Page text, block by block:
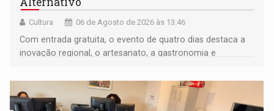
Cultura 06 de Agosto de 2026 às 13:46
Com entrada gratuita, o evento de quatro dias destaca a
inovação regional, o artesanato, a gastronomia e